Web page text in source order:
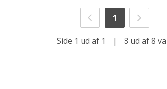
1
Side 1 ud af 1 | 8 ud af 8